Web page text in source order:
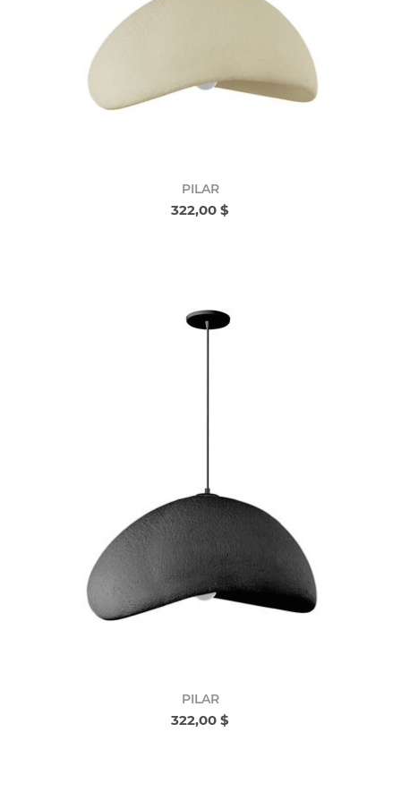
PILAR
322,00 $
PILAR
322,00 $